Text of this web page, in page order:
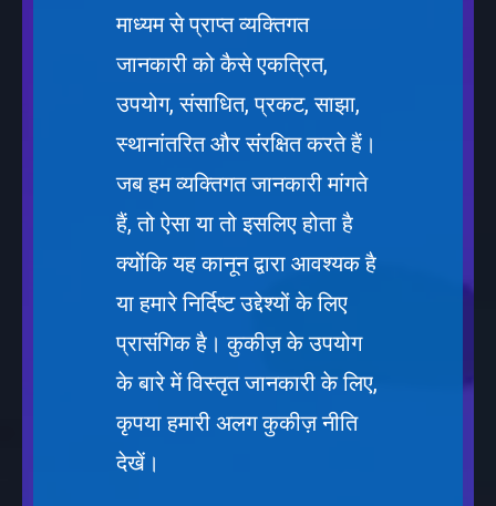
माध्यम से प्राप्त व्यक्तिगत
जानकारी को कैसे एकत्रित,
उपयोग, संसाधित, प्रकट, साझा,
स्थानांतरित और संरक्षित करते हैं।
जब हम व्यक्तिगत जानकारी मांगते
हैं, तो ऐसा या तो इसलिए होता है
क्योंकि यह कानून द्वारा आवश्यक है
या हमारे निर्दिष्ट उद्देश्यों के लिए
प्रासंगिक है। कुकीज़ के उपयोग
के बारे में विस्तृत जानकारी के लिए,
कृपया हमारी अलग कुकीज़ नीति
देखें।